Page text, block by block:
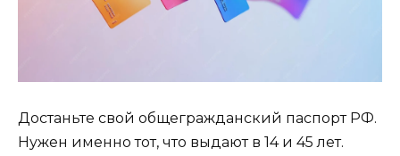
Достаньте свой общегражданский паспорт РФ.
Нужен именно тот, что выдают в 14 и 45 лет.